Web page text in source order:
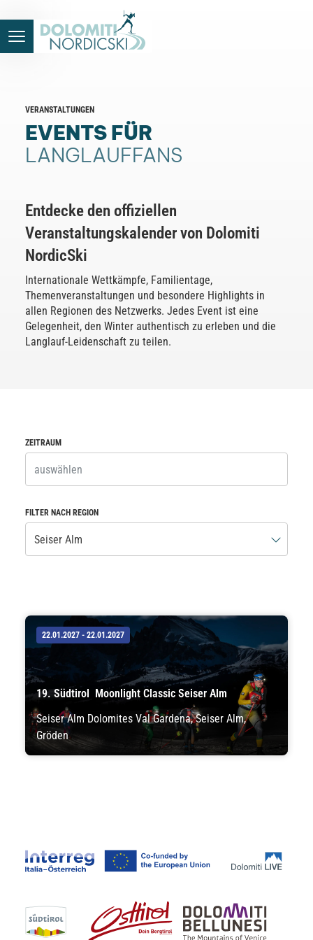
VERANSTALTUNGEN
EVENTS FÜR
LANGLAUFFANS
Entdecke den offiziellen
Veranstaltungskalender von Dolomiti
NordicSki
Internationale Wettkämpfe, Familientage,
Themenveranstaltungen und besondere Highlights in
allen Regionen des Netzwerks. Jedes Event ist eine
Gelegenheit, den Winter authentisch zu erleben und die
Langlauf-Leidenschaft zu teilen.
ZEITRAUM
FILTER NACH REGION
Seiser Alm
22.01.2027 - 22.01.2027
19. Südtirol Moonlight Classic Seiser Alm
Seiser Alm Dolomites Val Gardena, Seiser Alm,
Gröden